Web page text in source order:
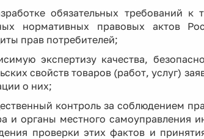
обязательных требований
нормативных правовых актов
прав потребителей;
экспертизу качества,
свойств товаров (работ, услуг)
о них;
контроль за соблюдением
и органы местного
проверки этих фактов и